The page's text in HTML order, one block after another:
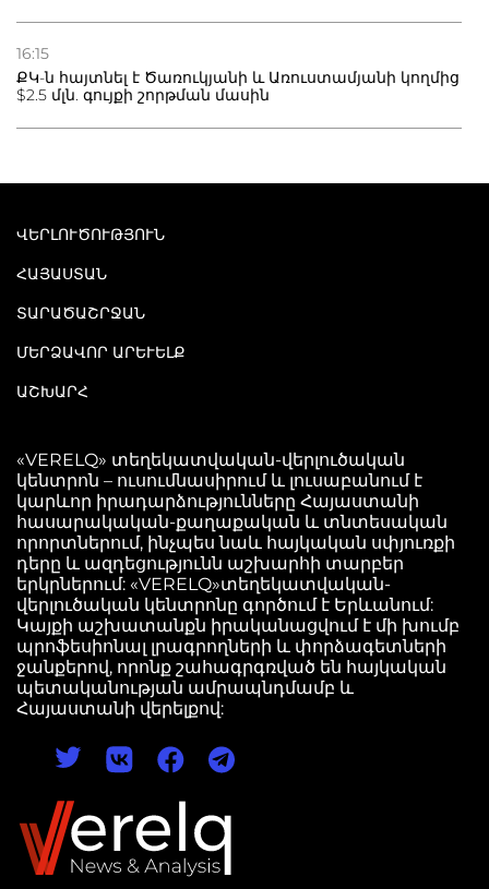
16:15
ՔԿ-ն հայտնել է Ծառուկյանի և Առուստամյանի կողմից
$2.5 մլն. գույքի շորթման մասին
ՎԵՐԼՈՒԾՈՒԹՅՈՒՆ
ՀԱՅԱՍՏԱՆ
ՏԱՐԱԾԱՇՐՋԱՆ
ՄԵՐՁԱՎՈՐ ԱՐԵՒԵԼՔ
ԱՇԽԱՐՀ
«VERELQ» տեղեկատվական-վերլուծական
կենտրոն – ուսումնասիրում և լուսաբանում է
կարևոր իրադարձությունները Հայաստանի
հասարակական-քաղաքական և տնտեսական
որորտներում, ինչպես նաև հայկական սփյուռքի
դերը և ազդեցությունն աշխարհի տարբեր
երկրներում: «VERELQ»տեղեկատվական-
վերլուծական կենտրոնը գործում է Երևանում:
Կայքի աշխատանքն իրականացվում է մի խումբ
պրոֆեսիոնալ լրագրողների և փորձագետների
ջանքերով, որոնք շահագրգռված են հայկական
պետականության ամրապնդմամբ և
Հայաստանի վերելքով: